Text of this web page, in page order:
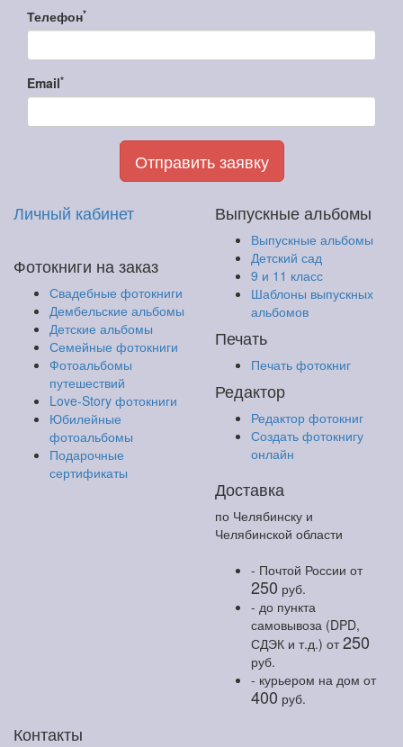
Телефон*
Email*
Отправить заявку
Личный кабинет
Фотокниги на заказ
Свадебные фотокниги
Дембельские альбомы
Детские альбомы
Семейные фотокниги
Фотоальбомы
путешествий
Love-Story фотокниги
Юбилейные
фотоальбомы
Подарочные
сертификаты
Выпускные альбомы
Выпускные альбомы
Детский сад
9 и 11 класс
Шаблоны выпускных
альбомов
Печать
Печать фотокниг
Редактор
Редактор фотокниг
Создать фотокнигу
онлайн
Доставка
по Челябинску и
Челябинской области
- Почтой России от
250 руб.
- до пункта
самовывоза (DPD,
СДЭК и т.д.) от250
руб.
- курьером на дом от
400 руб.
Контакты